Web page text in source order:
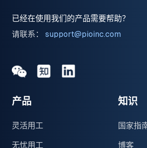
已经在使用我们的产品需要帮助？
请联系：
support@pioinc.com
MediumMedium领英
产品
灵活用工
无忧用工
知识
国家指
博客